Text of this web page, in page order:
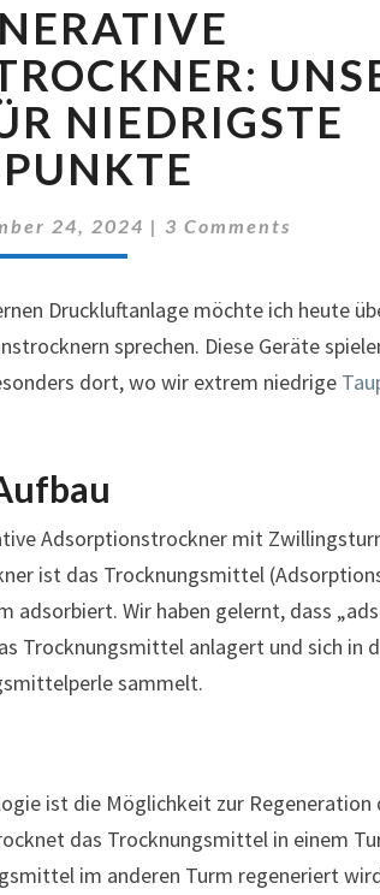
ADSORPTIONSTROCKNER:
UNSERE
LÖSUNG
FÜR
NIEDRIGSTE
TAUPUNKTE
NIEDRIGSTE
24, 2024 | Comments
3 Comments
Druckluftanlage möchte ich heute
sprechen. Diese Geräte
dort, wo wir extrem niedrige
Adsorptionstrockner mit
ist das Trocknungsmittel
adsorbiert. Wir haben gelernt, dass
Trocknungsmittel anlagert und sich in
sammelt.
ist die Möglichkeit zur Regeneration
das Trocknungsmittel in einem
im anderen Turm regeneriert